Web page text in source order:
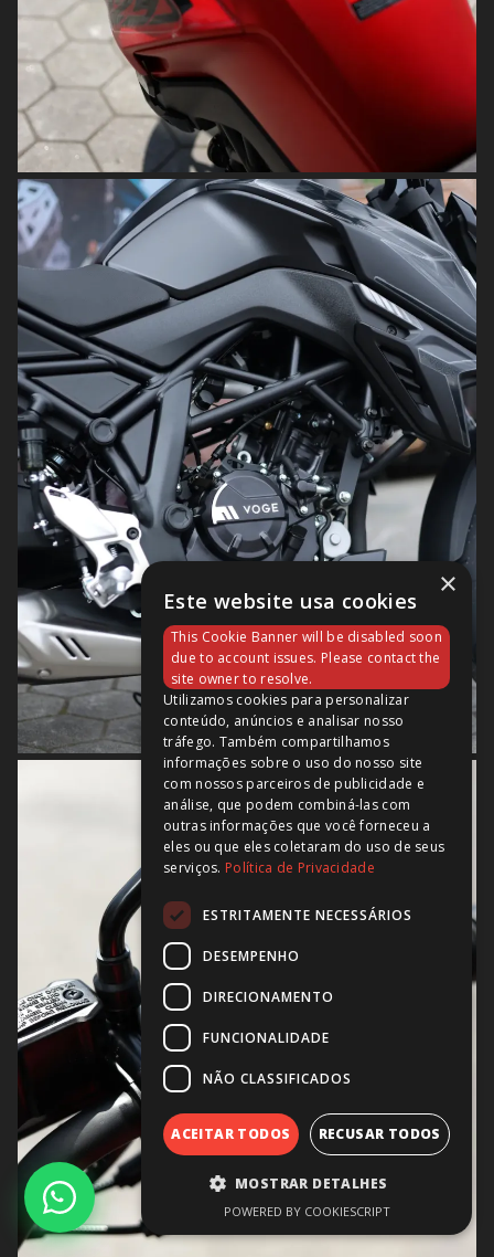
×
Este website usa cookies
This Cookie Banner will be disabled soon
due to account issues. Please contact the
site owner to resolve.
Utilizamos cookies para personalizar
conteúdo, anúncios e analisar nosso
tráfego. Também compartilhamos
informações sobre o uso do nosso site
com nossos parceiros de publicidade e
análise, que podem combiná-las com
outras informações que você forneceu a
eles ou que eles coletaram do uso de seus
serviços. Política de Privacidade
ESTRITAMENTE NECESSÁRIOS
DESEMPENHO
DIRECIONAMENTO
FUNCIONALIDADE
NÃO CLASSIFICADOS
ACEITAR TODOS RECUSAR TODOS
MOSTRAR DETALHES
POWERED BY COOKIESCRIPT